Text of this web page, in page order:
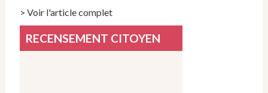
> Voir l'article complet
RECENSEMENT CITOYEN